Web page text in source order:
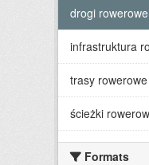
drogi rowerowe
infrastruktura
trasy rowerowe
ścieżki
Formats